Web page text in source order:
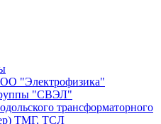
"Электрофизика"
"СВЭЛ"
трансформаторного
ТМГ, ТСЛ